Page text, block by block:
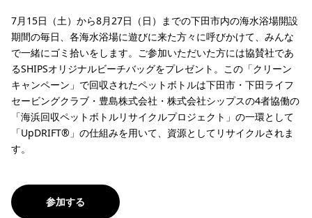
7月15日（土）から8月27日（日）までの下田市内の海水浴場開設
期間の毎日、各海水浴場に遊びに来た方々に呼びかけて、みんな
で一緒にゴミ拾いをします。ご参加いただいた方には協賛社であ
るSHIPSオリジナルビーチバッグをプレゼント。この「クリーン
キャンペーン」で回収されたペットボトルは下田市・下田ライフ
セービングクラブ・豊島株式会社・株式会社シップスの4者協働の
「海浜回収ペットボトルリサイクルプロジェクト」の一環として
「UpDRIFT®」の仕組みを用いて、資源としてリサイクルされま
す。
参加する